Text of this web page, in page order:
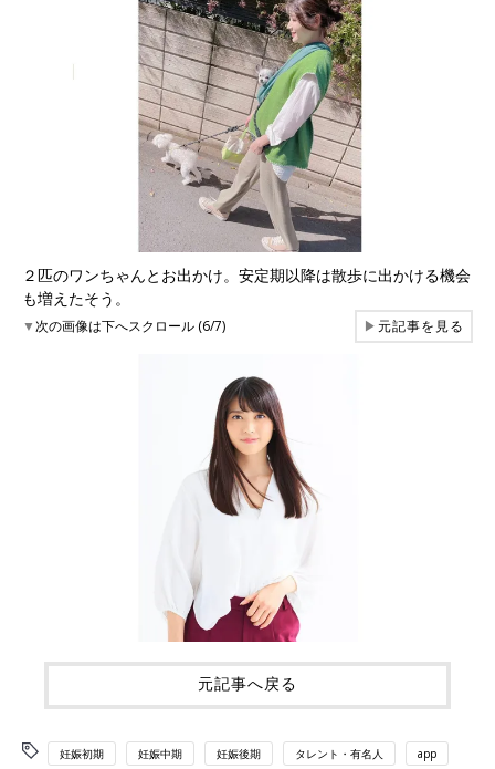
２匹のワンちゃんとお出かけ。安定期以降は散歩に出かける機会
も増えたそう。
▼次の画像は下へスクロール (6/7) ▶元記事を見る
元記事へ戻る
妊娠初期 妊娠中期 妊娠後期 タレント・有名人 app